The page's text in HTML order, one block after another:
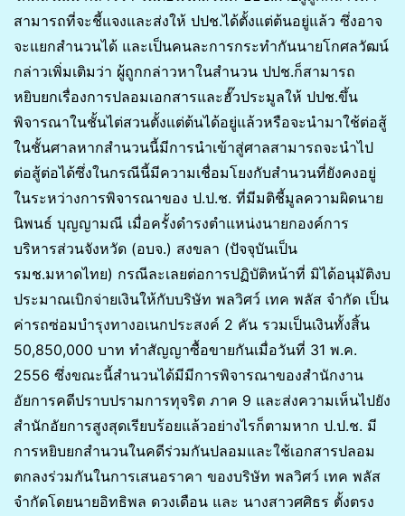
สามารถที่จะชี้แจงและส่งให้ ปปช.ได้ตั้งแต่ต้นอยู่แล้ว ซึ่งอาจ
จะแยกสำนวนได้ และเป็นคนละการกระทำกันนายโกศลวัฒน์
กล่าวเพิ่มเติมว่า ผู้ถูกกล่าวหาในสำนวน ปปช.ก็สามารถ
หยิบยกเรื่องการปลอมเอกสารและฮั๊วประมูลให้ ปปช.ขึ้น
พิจารณาในชั้นไต่สวนตั้งแต่ต้นได้อยู่แล้วหรือจะนำมาใช้ต่อสู้
ในชั้นศาลหากสำนวนนี้มีการนำเข้าสู่ศาลสามารถจะนำไป
ต่อสู้ต่อได้ซึ่งในกรณีนี้มีความเชื่อมโยงกับสำนวนที่ยังคงอยู่
ในระหว่างการพิจารณาของ ป.ป.ช. ที่มีมติชี้มูลความผิดนาย
นิพนธ์ บุญญามณี เมื่อครั้งดำรงตำแหน่งนายกองค์การ
บริหารส่วนจังหวัด (อบจ.) สงขลา (ปัจจุบันเป็น
รมช.มหาดไทย) กรณีละเลยต่อการปฏิบัติหน้าที่ มิได้อนุมัติงบ
ประมาณเบิกจ่ายเงินให้กับบริษัท พลวิศว์ เทค พลัส จำกัด เป็น
ค่ารถซ่อมบำรุงทางอเนกประสงค์ 2 คัน รวมเป็นเงินทั้งสิ้น
50,850,000 บาท ทำสัญญาซื้อขายกันเมื่อวันที่ 31 พ.ค.
2556 ซึ่งขณะนี้สำนวนได้มีมีการพิจารณาของสำนักงาน
อัยการคดีปราบปรามการทุจริต ภาค 9 และส่งความเห็นไปยัง
สำนักอัยการสูงสุดเรียบร้อยแล้วอย่างไรก็ตามหาก ป.ป.ช. มี
การหยิบยกสำนวนในคดีร่วมกันปลอมและใช้เอกสารปลอม
ตกลงร่วมกันในการเสนอราคา ของบริษัท พลวิศว์ เทค พลัส
จำกัดโดยนายอิทธิพล ดวงเดือน และ นางสาวศศิธร ตั้งตรง